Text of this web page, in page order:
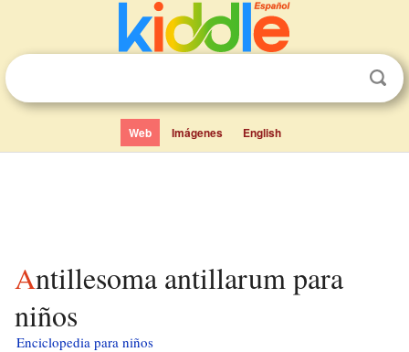
Web Imágenes English
Antillesoma antillarum para
niños
Enciclopedia para niños